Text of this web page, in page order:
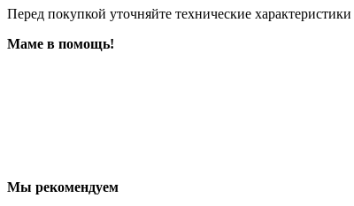
Перед покупкой уточняйте технические
Маме в помощь!
Мы рекомендуем